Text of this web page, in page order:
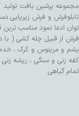
مجموعه پرشین بافت تولید
تابلوفرش و فرش زیرپایی
توان ادعا نمود مناسب ترین
فرش از قبیل چله کشی ( با
پشم و مرینوس و کرک ،
کفه زنی و سنگی ، ریشه
تمام گیاهی